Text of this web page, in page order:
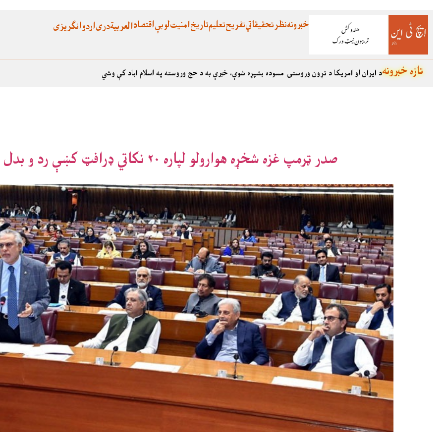
اقتصادلوبېامنیتتاریختعلیمتفریحتحقیقاتينظرخبرونه انگریزیاردودریالعربية
د ایران او امریکا د تړون وروستۍ مسوده بشپړه شوې، خبرې به د حج وروسته په اسلام اباد کې وشيتازه خبرونه
صدر ټرمپ غزه شخړه هوارولو لپاره ۲۰ نکاتي ډرافټ کښې رد و بدل کړېدے ، خارجه وزير اسحاق ډار